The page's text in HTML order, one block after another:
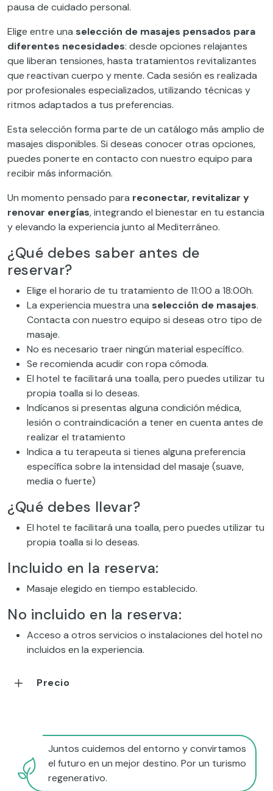
pausa de cuidado personal.
Elige entre una selección de masajes pensados para
diferentes necesidades: desde opciones relajantes
que liberan tensiones, hasta tratamientos revitalizantes
que reactivan cuerpo y mente. Cada sesión es realizada
por profesionales especializados, utilizando técnicas y
ritmos adaptados a tus preferencias.
Esta selección forma parte de un catálogo más amplio de
masajes disponibles. Si deseas conocer otras opciones,
puedes ponerte en contacto con nuestro equipo para
recibir más información.
Un momento pensado para reconectar, revitalizar y
renovar energías, integrando el bienestar en tu estancia
y elevando la experiencia junto al Mediterráneo.
¿Qué debes saber antes de
reservar?
Elige el horario de tu tratamiento de 11:00 a 18:00h.
La experiencia muestra una selección de masajes.
Contacta con nuestro equipo si deseas otro tipo de
masaje.
No es necesario traer ningún material específico.
Se recomienda acudir con ropa cómoda.
El hotel te facilitará una toalla, pero puedes utilizar tu
propia toalla si lo deseas.
Indícanos si presentas alguna condición médica,
lesión o contraindicación a tener en cuenta antes de
realizar el tratamiento
Indica a tu terapeuta si tienes alguna preferencia
específica sobre la intensidad del masaje (suave,
media o fuerte)
¿Qué debes llevar?
El hotel te facilitará una toalla, pero puedes utilizar tu
propia toalla si lo deseas.
Incluido en la reserva:
Masaje elegido en tiempo establecido.
No incluido en la reserva:
Acceso a otros servicios o instalaciones del hotel no
incluidos en la experiencia.
Precio
Juntos cuidemos del entorno y convirtamos
el futuro en un mejor destino. Por un turismo
regenerativo.